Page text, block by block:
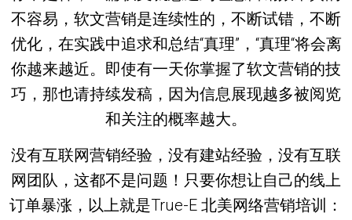
不容易，软文营销是连续性的，不断试错，不断
优化，在实践中追求和总结“真理”，“真理“将会离
你越来越近。即使有一天你掌握了软文营销的技
巧，那也请持续发稿，因为信息展现越多被阅览
和关注的概率越大。
没有互联网营销经验，没有建站经验，没有互联
网团队，这都不是问题！只要你想让自己的线上
订单暴涨，以上就是True-E 北美网络营销培训：